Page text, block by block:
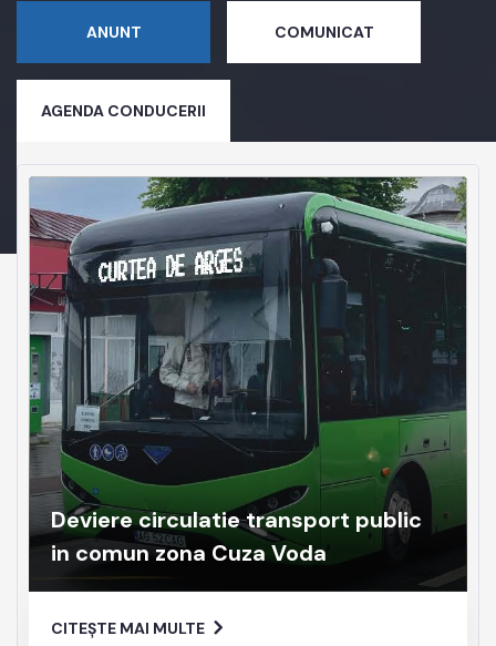
ANUNT COMUNICAT
AGENDA CONDUCERII
Deviere circulatie transport public
in comun zona Cuza Voda
CITEȘTE MAI MULTE